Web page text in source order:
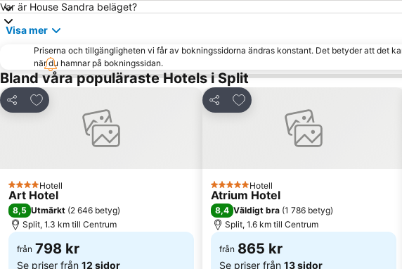
Var är House Sandra beläget?
Visa mer
Priserna och tillgängligheten vi får av bokningssidorna ändras konstant. Det betyder att det
när du hamnar på bokningssidan.
Bland våra populäraste Hotels i Split
Dela
Lägg till i Mina Favoriter
4 Stjärnor
Hotell
Art Hotel
8,5 Utmärkt (2 646 betyg)
Split, 1.3 km till Centrum
från 798 kr
Se priser från 12 sidor
Dela
Lägg till i Mina Favoriter
5 StjärnorHotell
Atrium Hotel
8,4 Väldigt bra (1 786 betyg)
Split, 1.6 km till Centrum
från 865 kr
Se priser från 13 sidor